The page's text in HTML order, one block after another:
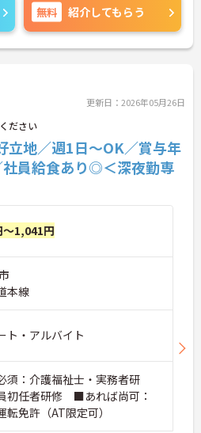
無料 紹介してもらう
更新日：2026年05月26日
ださい
立地／週1日～OK／賞与年
員給食あり◎＜深夜勤専
1,041円
本線
ト・アルバイト
須：介護福祉士・実務者研
初任者研修 ■あれば尚可：
転免許（AT限定可）